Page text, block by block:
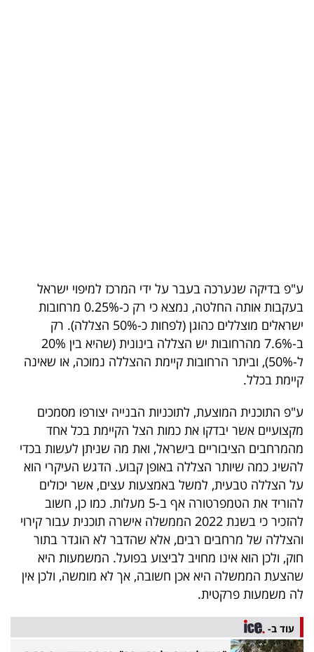
40
UNDER
40
שיתופי
פעולה
דרושים
ניוזלטרים
מייל
אדום
ע"פ בדיקה שנערכה בעבר על ידי המרכז למיפוי ישראל
בעקבות אותה החלטה, נמצא כי רק כ-0.25% מרחובות
ישראלים מוצללים כהוגן (לפחות כ-50% הצללה). רק
ב-7.6% מהרחובות יש הצללה בינונית (שהיא בין 20%
ל-50%), וביתר הרחובות קיימת ההצללה נמוכה, או שאינה
קיימת בכלל.
ע"פ התוכנית המוצעת, לתוכניות הבנייה יצורפו מסמכים
מקצועיים אשר יבדקו את כמות הצל הקיימת בכל אחד
מהמרחבים הציבוריים בישראל, ואת מה שניתן לעשות בכדי
להשיג כמה שיותר הצללה באופן קבוע. הדגש העיקרי הוא
על הצללה טבעית, למשל באמצעות עצים, אשר יכולים
להוריד את הטמפרטורה אף ב-5 מעלות. כמו כן, חשוב
להזכיר כי בשנת 2022 הממשלה אישרה תוכנית עבור קירוי
והצללה של מרחבים רבים, אלא שהדבר לא הוגדר בתור
חוק, ולכן הוא אינו מחויב לביצוע בפועל. המשמעות היא
שהצעת הממשלה היא אכן חשובה, אך לא מומשה, ולכן אין
לה משמעות פרקטית.
עוד ב-